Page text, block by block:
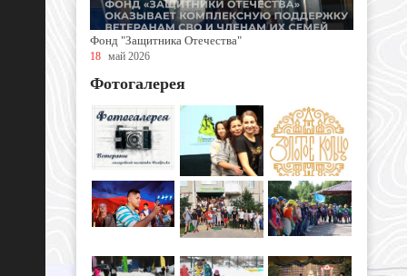
Фонд "Защитника Отечества"
18 май 2026
Фотогалерея